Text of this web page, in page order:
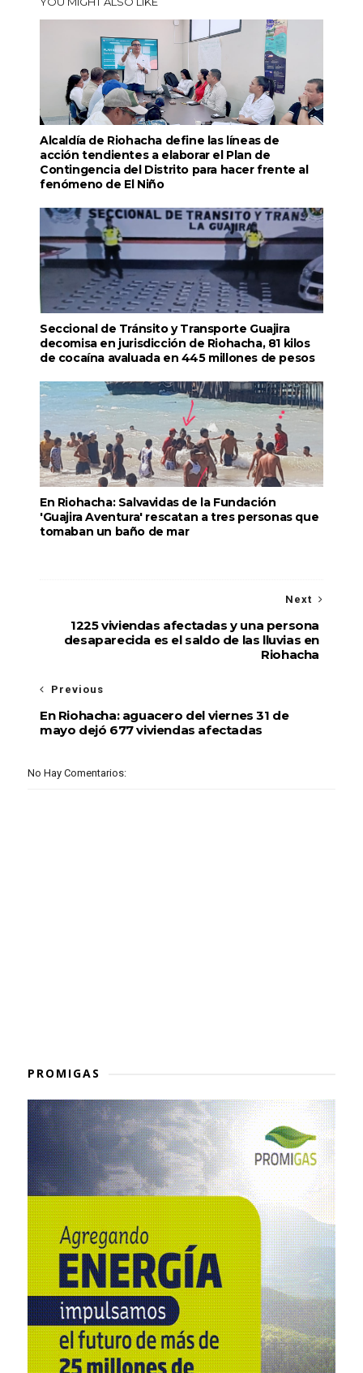
Alcaldía de Riohacha define las líneas de
acción tendientes a elaborar el Plan de
Contingencia del Distrito para hacer frente al
fenómeno de El Niño
Seccional de Tránsito y Transporte Guajira
decomisa en jurisdicción de Riohacha, 81 kilos
de cocaína avaluada en 445 millones de pesos
En Riohacha: Salvavidas de la Fundación
'Guajira Aventura' rescatan a tres personas que
tomaban un baño de mar
Next
1225 viviendas afectadas y una persona
desaparecida es el saldo de las lluvias en
Riohacha
Previous
En Riohacha: aguacero del viernes 31 de
mayo dejó 677 viviendas afectadas
No Hay Comentarios:
PROMIGAS